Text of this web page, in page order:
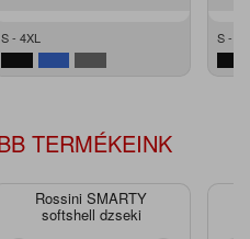
S - 4XL S -
TERMÉKEINK
Rossini SMARTY
softshell dzseki